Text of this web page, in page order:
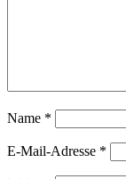
Name *
E-Mail-Adresse *